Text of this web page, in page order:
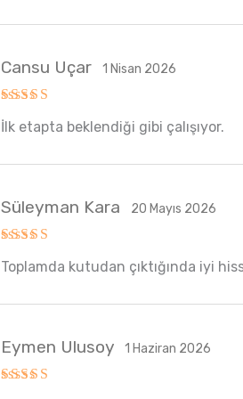
5 üzerinden
5oy aldı
Cansu Uçar 1 Nisan 2026
İlk etapta beklendiği gibi çalışıyor.
5oy aldı
Süleyman Kara 20 Mayıs 2026
Toplamda kutudan çıktığında iyi
Eymen Ulusoy 1 Haziran 2026